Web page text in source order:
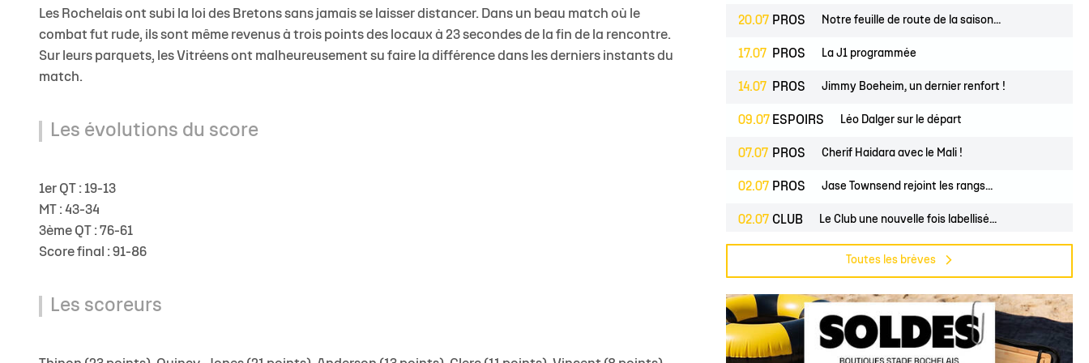
Les Rochelais ont subi la loi des Bretons sans jamais se laisser distancer. Dans un beau match où le
combat fut rude, ils sont même revenus à trois points des locaux à 23 secondes de la fin de la rencontre.
Sur leurs parquets, les Vitréens ont malheureusement su faire la différence dans les derniers instants du
match.
Les évolutions du score
1er QT : 19-13
MT : 43-34
3ème QT : 76-61
Score final : 91-86
Les scoreurs
20.07 PROS Notre feuille de route de la saison...
17.07 PROS La J1 programmée
14.07 PROS Jimmy Boeheim, un dernier renfort !
09.07 ESPOIRS Léo Dalger sur le départ
07.07 PROS Cherif Haidara avec le Mali !
02.07 PROS Jase Townsend rejoint les rangs...
02.07 CLUB Le Club une nouvelle fois labellisé...
L'Asso est à la recherche de trois...
Toutes les brèves